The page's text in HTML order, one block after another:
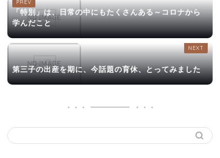
「特別」は、日常の中にもたくさんある～コロナから
学んだこと
第三子の出産を期に、今話題の育休、とってみました